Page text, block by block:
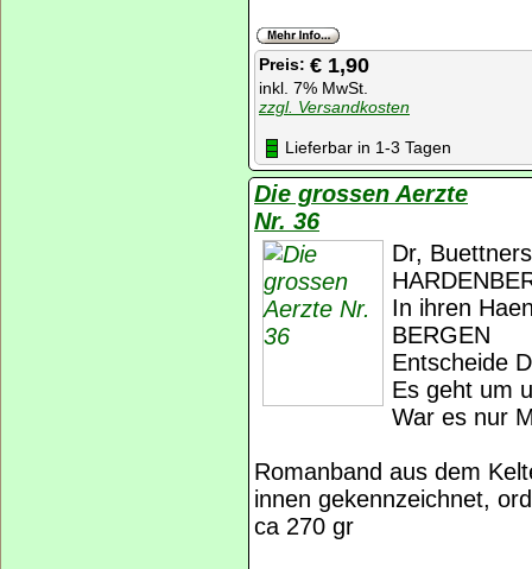
Preis: € 1,90
inkl. 7% MwSt.
zzgl. Versandkosten
Lieferbar in 1-3 Tagen
Die grossen Aerzte
Nr. 36
Dr,
In ihren
BERGEN
Entscheide
Es geht um
War es nur
Romanband aus dem
innen gekennzeichnet,
ca 270 gr